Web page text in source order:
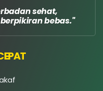
sehat,
bebas.